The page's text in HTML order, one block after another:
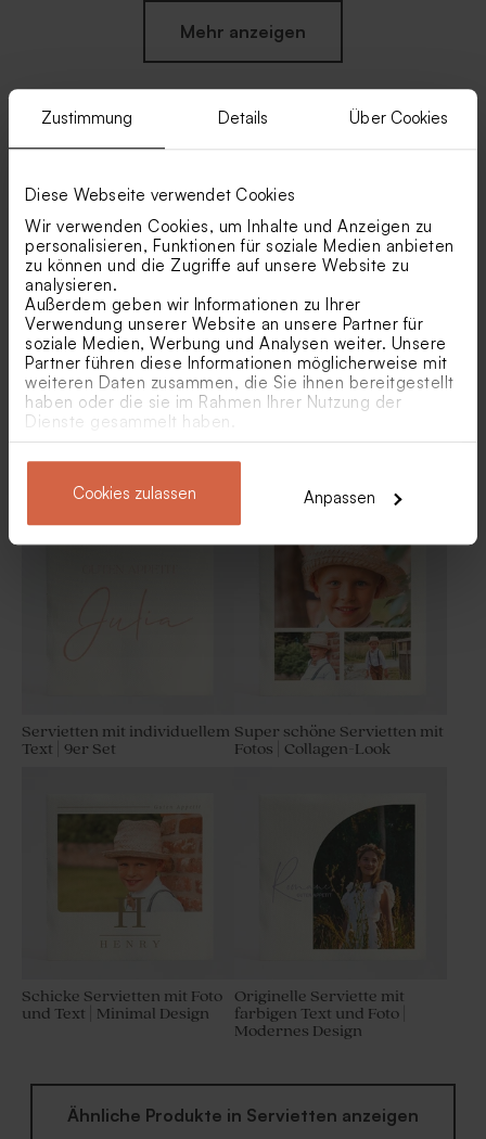
Zustimmung Details Über Cookies
Diese Webseite verwendet Cookies
Wir verwenden Cookies, um Inhalte und Anzeigen zu
personalisieren, Funktionen für soziale Medien anbieten
zu können und die Zugriffe auf unsere Website zu
analysieren.
Außerdem geben wir Informationen zu Ihrer
Verwendung unserer Website an unsere Partner für
soziale Medien, Werbung und Analysen weiter. Unsere
Partner führen diese Informationen möglicherweise mit
weiteren Daten zusammen, die Sie ihnen bereitgestellt
haben oder die sie im Rahmen Ihrer Nutzung der
Dienste gesammelt haben.
Cookies zulassen Anpassen
Willkommen-Board mit Foto
und Text 'Neue Phase' | Acryl
Biologische Samenbomben
Beige pro 25 Stück
Neu
Nougatwürfel mit
Vanillegeschmack als
Gastgeschenk Jugendweihe
weißem Windrad
Plexiglas 'Rainbow' | rund
Mehr anzeigen
Ähnliche Produkte
farbigen Text und Foto |
Modernes Design
und Foto | Minimal Design
Servietten mit individuellem
Text | 9er Set
Super schöne Servietten mit
Fotos | Collagen-Look
Schicke Servietten mit Foto
und Text | Minimal Design
Originelle Serviette mit
farbigen Text und Foto |
Modernes Design
Ähnliche Produkte in Servietten anzeigen